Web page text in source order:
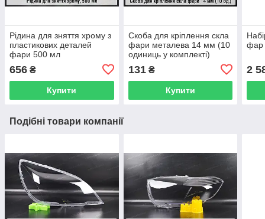
Рідина для зняття хрому з
пластикових деталей
фари 500 мл
656 ₴
Купити
Скоба для кріплення скла
фари металева 14 мм (10
одиниць у комплекті)
131₴
Купити
фар
2
Подібні товари компанії